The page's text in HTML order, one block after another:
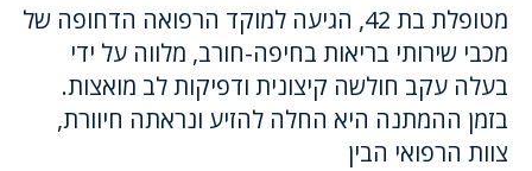
מטופלת בת 42, הגיעה למוקד הרפואה הדחופה של
מכבי שירותי בריאות בחיפה-חורב, מלווה על ידי
בעלה עקב חולשה קיצונית ודפיקות לב מואצות.
בזמן ההמתנה היא החלה להזיע ונראתה חיוורת,
צוות הרפואי הבין